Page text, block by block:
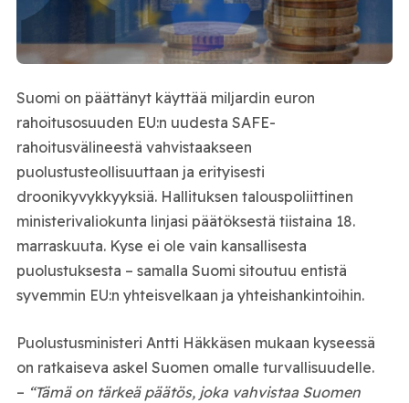
Suomi on päättänyt käyttää miljardin euron
rahoitusosuuden EU:n uudesta SAFE-
rahoitusvälineestä vahvistaakseen
puolustusteollisuuttaan ja erityisesti
droonikyvykkyyksiä. Hallituksen talouspoliittinen
ministerivaliokunta linjasi päätöksestä tiistaina 18.
marraskuuta. Kyse ei ole vain kansallisesta
puolustuksesta – samalla Suomi sitoutuu entistä
syvemmin EU:n yhteisvelkaan ja yhteishankintoihin.
Puolustusministeri Antti Häkkäsen mukaan kyseessä
on ratkaiseva askel Suomen omalle turvallisuudelle.
– “Tämä on tärkeä päätös, joka vahvistaa Suomen